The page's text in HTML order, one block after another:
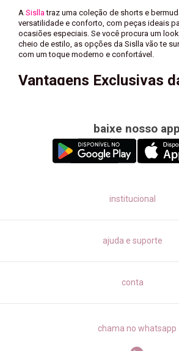
A Sisllatraz uma coleção de shorts e
versatilidade e conforto, com peças ideais
ocasiões especiais. Se você procura um
cheio de estilo, as opções da Sislla vão te
com um toque moderno e confortável.
Vantagens Exclusivas
aproveitar os benefícios incríveis da
de desconto no pagamento via Pix.
baixe nosso app
institucional
ajuda e suporte
conta
chama no whatsapp